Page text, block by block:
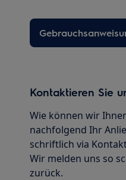
Kontaktieren Sie
Wie können wir
nachfolgend Ihr
schriftlich via
Wir melden uns so
zurück.